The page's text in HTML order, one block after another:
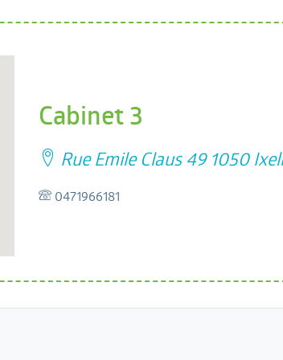
Cabinet 3
Rue Emile Claus 49 1050
0471966181